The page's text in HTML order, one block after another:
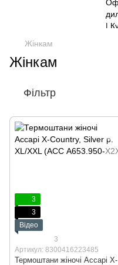
Жінкам
Жінкам
Фільтр
3
3
Відео
3
Артикул: 8300416223485
Термоштани жіночі Accapi X-